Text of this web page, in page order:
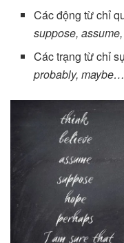
Các động từ chỉ
suppose,
Các trạng từ chỉ
probably, maybe…